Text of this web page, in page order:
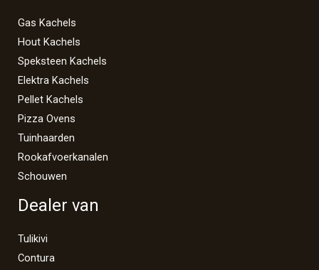
Gas Kachels
Hout Kachels
Speksteen Kachels
Elektra Kachels
Pellet Kachels
Pizza Ovens
Tuinhaarden
Rookafvoerkanalen
Schouwen
Dealer van
Tulikivi
Contura